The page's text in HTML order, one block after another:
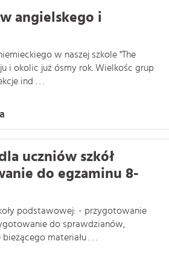
angielskego i
w naszej szkole "The
i okolic już ósmy rok. Wielkośc grup
ind . . .
uczniów szkół
do egzaminu 8-
podstawowej: - przygotowanie
do sprawdzianów,
materiału . . .